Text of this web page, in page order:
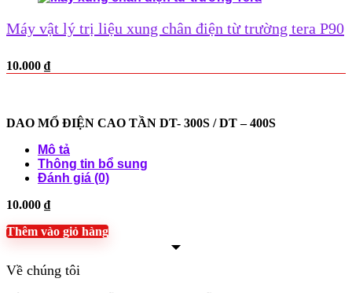
Máy vật lý trị liệu xung chân điện từ trường tera P90
10.000 ₫
DAO MỔ ĐIỆN CAO TẦN DT- 300S / DT – 400S
Mô tả
Thông tin bổ sung
Đánh giá (0)
10.000 ₫
Thêm vào giỏ hàng
Về chúng tôi